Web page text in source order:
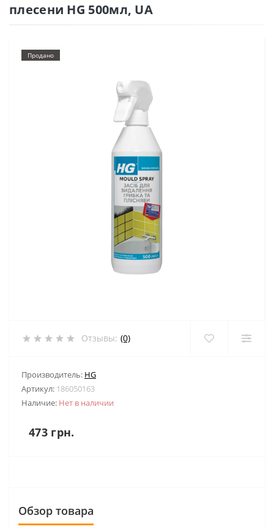
плесени HG 500мл, UA
Продано
Отзывы: (0)
Производитель: HG
Артикул: 186050163
Наличие: Нет в наличии
473 грн.
Обзор товара